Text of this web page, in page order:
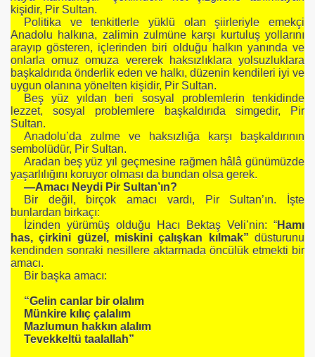
kişidir, Pir Sultan.
Politika ve tenkitlerle yüklü olan şiirleriyle emekçi
Anadolu halkına, zalimin zulmüne karşı kurtuluş yollarını
arayıp gösteren, içlerinden biri olduğu halkın yanında ve
onlarla omuz omuza vererek haksızlıklara yolsuzluklara
başkaldırıda önderlik eden ve halkı, düzenin kendileri iyi ve
uygun olanına yönelten kişidir, Pir Sultan.
Beş yüz yıldan beri sosyal problemlerin tenkidinde
lezzet, sosyal problemlere başkaldırıda simgedir, Pir
Sultan.
Anadolu’da zulme ve haksızlığa karşı başkaldırının
sembolüdür, Pir Sultan.
Aradan beş yüz yıl geçmesine rağmen hâlâ günümüzde
yaşarlılığını koruyor olması da bundan olsa gerek.
—Amacı Neydi Pir Sultan’ın?
Bir değil, birçok amacı vardı, Pir Sultan’ın. İşte
bunlardan birkaçı:
İzinden yürümüş olduğu Hacı Bektaş Veli’nin: “Hamı
has, çirkini güzel, miskini çalışkan kılmak” düsturunu
kendinden sonraki nesillere aktarmada öncülük etmekti bir
amacı.
Bir başka amacı:
“Gelin canlar bir olalım
Münkire kılıç çalalım
Mazlumun hakkın alalım
Tevekkeltü taalallah”